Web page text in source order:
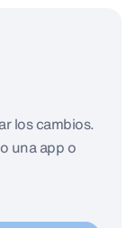
los cambios.
una app o